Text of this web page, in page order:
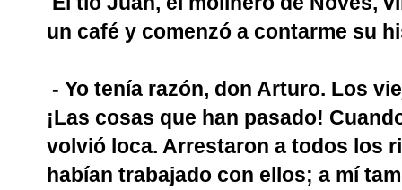
un café y comenzó a contarme su
- Yo tenía razón, don Arturo. Los
¡Las cosas que han pasado!
volvió loca. Arrestaron a todos los
habían trabajado con ellos; a mí